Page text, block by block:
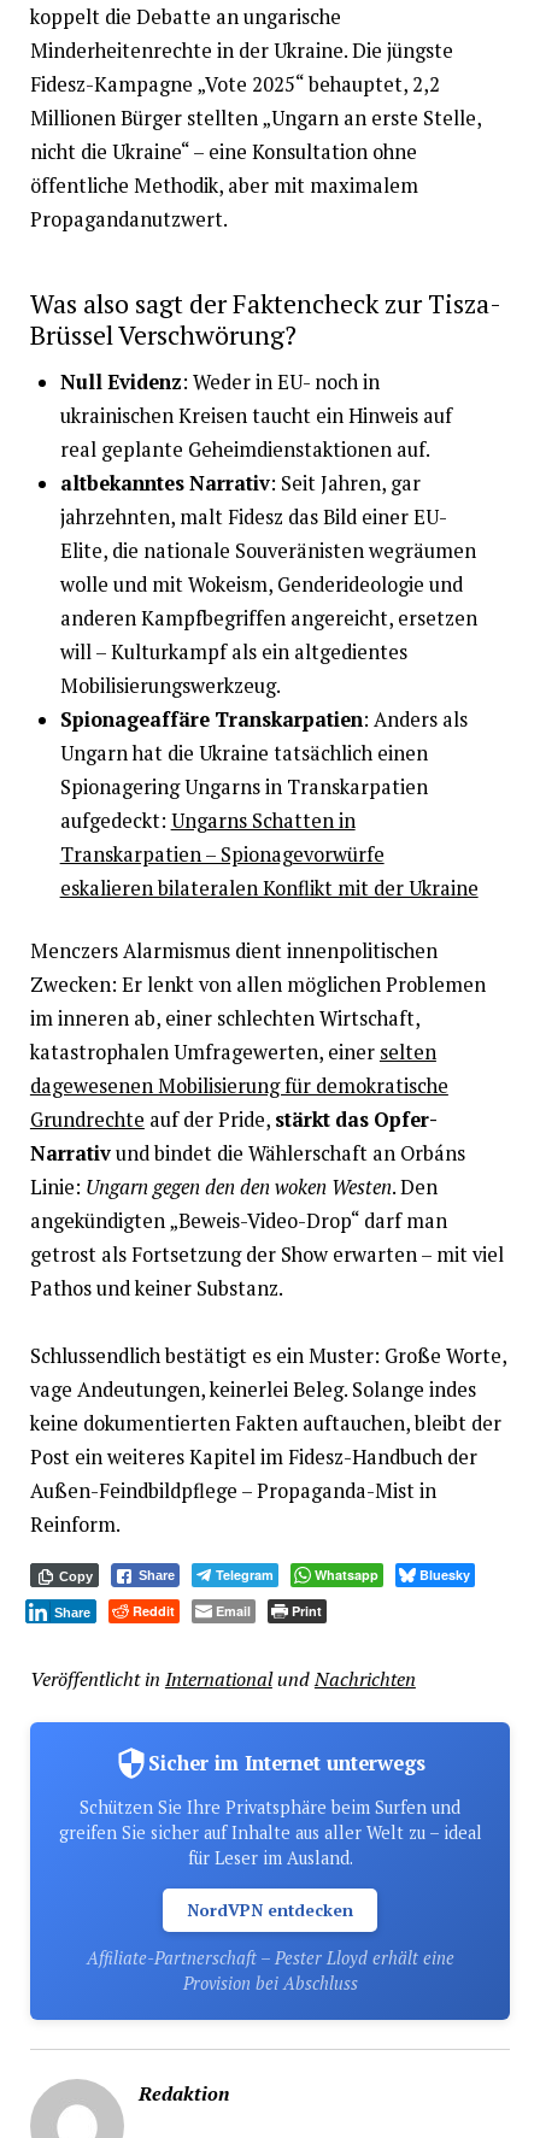
koppelt die Debatte an ungarische
Minderheitenrechte in der Ukraine. Die jüngste
Fidesz-Kampagne „Vote 2025“ behauptet, 2,2
Millionen Bürger stellten „Ungarn an erste Stelle,
nicht die Ukraine“ – eine Konsultation ohne
öffentliche Methodik, aber mit maximalem
Propagandanutzwert.
Was also sagt der Faktencheck zur Tisza-
Brüssel Verschwörung?
Null Evidenz: Weder in EU- noch in
ukrainischen Kreisen taucht ein Hinweis auf
real geplante Geheimdienstaktionen auf.
altbekanntes Narrativ: Seit Jahren, gar
jahrzehnten, malt Fidesz das Bild einer EU-
Elite, die nationale Souveränisten wegräumen
wolle und mit Wokeism, Genderideologie und
anderen Kampfbegriffen angereicht, ersetzen
will – Kulturkampf als ein altgedientes
Mobilisierungswerkzeug.
Spionageaffäre Transkarpatien: Anders als
Ungarn hat die Ukraine tatsächlich einen
Spionagering Ungarns in Transkarpatien
aufgedeckt: Ungarns Schatten in
Transkarpatien – Spionagevorwürfe
eskalieren bilateralen Konflikt mit der Ukraine
Menczers Alarmismus dient innenpolitischen
Zwecken: Er lenkt von allen möglichen Problemen
im inneren ab, einer schlechten Wirtschaft,
katastrophalen Umfragewerten, einer selten
dagewesenen Mobilisierung für demokratische
Grundrechte auf der Pride, stärkt das Opfer-
Narrativund bindet die Wählerschaft an Orbáns
Linie: Ungarn gegen den den woken Westen. Den
angekündigten „Beweis-Video-Drop“ darf man
getrost als Fortsetzung der Show erwarten – mit viel
Pathos und keiner Substanz.
Schlussendlich bestätigt es ein Muster: Große Worte,
vage Andeutungen, keinerlei Beleg. Solange indes
keine dokumentierten Fakten auftauchen, bleibt der
Post ein weiteres Kapitel im Fidesz-Handbuch der
Außen-Feindbildpflege – Propaganda-Mist in
Reinform.
Copy Share Telegram Whatsapp Bluesky
Share Reddit Email Print
Veröffentlicht in InternationalundNachrichten
Sicher im Internet unterwegs
Schützen Sie Ihre Privatsphäre beim Surfen und
greifen Sie sicher auf Inhalte aus aller Welt zu – ideal
für Leser im Ausland.
NordVPN entdecken
Affiliate-Partnerschaft – Pester Lloyd erhält eine
Provision bei Abschluss
Redaktion